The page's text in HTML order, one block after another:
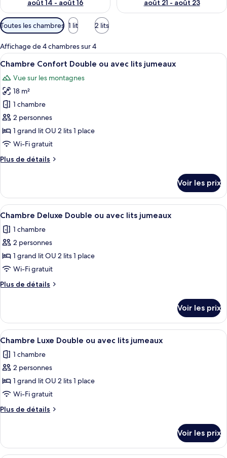
août 14 - août 16
août 21 - août 23
Filtres
disponibles
pour
les
chambres
Toutes les chambres 1 lit 2 lits
Affichage de 4 chambres sur 4
Afficher
toutes
les
photos
pour
ce
type
de
chambre :
Chambre
ou
avec
lits
jumeaux
Un bâtiment en pierre doté d’une
5
Chambre Confort Double ou avec lits jumeaux
Vue sur les montagnes
18 m²
1 chambre
2 personnes
1 grand lit OU 2 lits 1 place
Wi-Fi gratuit
Plus de détails
Plus
le
type
de
Chambre
Confort
ou
avec
jumeaux
Voir les prix
Afficher
toutes
les
photos
pour
ce
type
de
Chambre
Deluxe
Double
ou
avec
lits
jumeaux
Une chambre d’hôtel avec un lit, un
7
Chambre Deluxe Double ou avec lits jumeaux
1 chambre
2 personnes
1 grand lit OU 2 lits 1 place
Wi-Fi gratuit
Plus de détails
Plus
le
type
de
Chambre
Deluxe
ou
avec
jumeaux
Voir les prix
Afficher
toutes
les
photos
pour
ce
type
de
Chambre
Luxe
Une table avec deux verres à vin,
5
Chambre Luxe Double ou avec lits jumeaux
1 chambre
2 personnes
1 grand lit OU 2 lits 1 place
Wi-Fi gratuit
Plus de détails
Plus
le
type
Voir les prix